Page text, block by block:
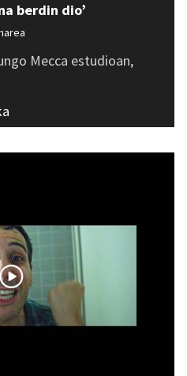
berdin dio’
Mecca estudioan,